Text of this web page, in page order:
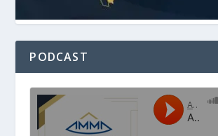
PODCAST